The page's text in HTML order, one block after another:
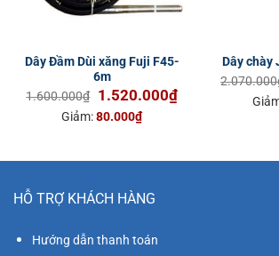
Dây Đầm Dùi xăng Fuji F45-
6m
1.600.000₫ Giá
gốc
1.520.000₫Giá
1.520.000₫.
Giảm:80.000₫
Dây chày
2.070.000
HỖ TRỢ KHÁCH HÀNG
Hướng dẫn thanh toán